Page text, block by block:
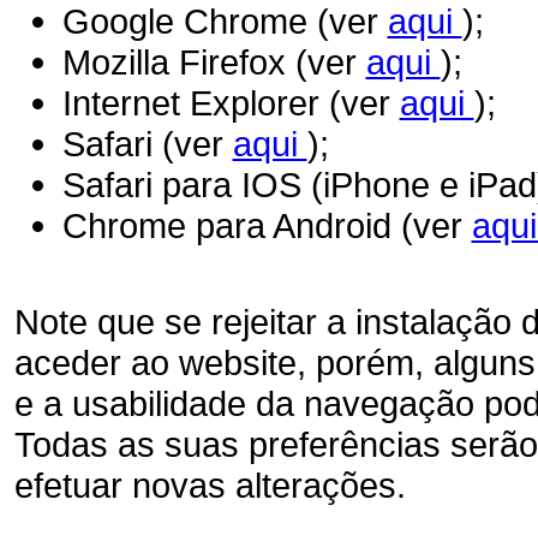
Google Chrome (ver aqui );
Mozilla Firefox (ver aqui );
Internet Explorer (ver aqui );
Safari (ver aqui );
Safari para IOS (iPhone e
Chrome para Android (ver
Note que se rejeitar a instalação
aceder ao website, porém,
e a usabilidade da navegação
Todas as suas preferências
efetuar novas alterações.